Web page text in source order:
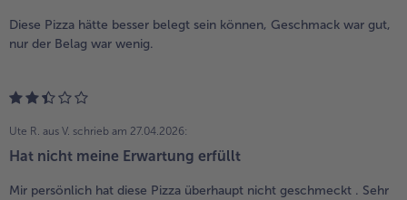
Diese Pizza hätte besser belegt sein können, Geschmack war gut,
nur der Belag war wenig.
Ute R. aus V. schrieb am 27.04.2026:
Hat nicht meine Erwartung erfüllt
Mir persönlich hat diese Pizza überhaupt nicht geschmeckt . Sehr